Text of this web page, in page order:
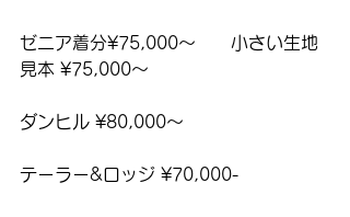
ゼニア着分¥75,000〜　　小さい生地
見本 ¥75,000〜
ダンヒル ¥80,000〜
テーラー&ロッジ ¥70,000-